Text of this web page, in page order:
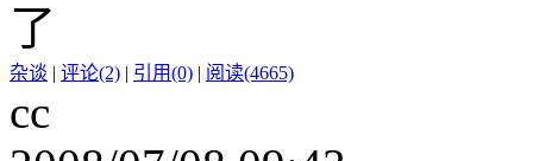
了
杂谈 | 评论(2) | 引用(0) | 阅读(4665)
cc